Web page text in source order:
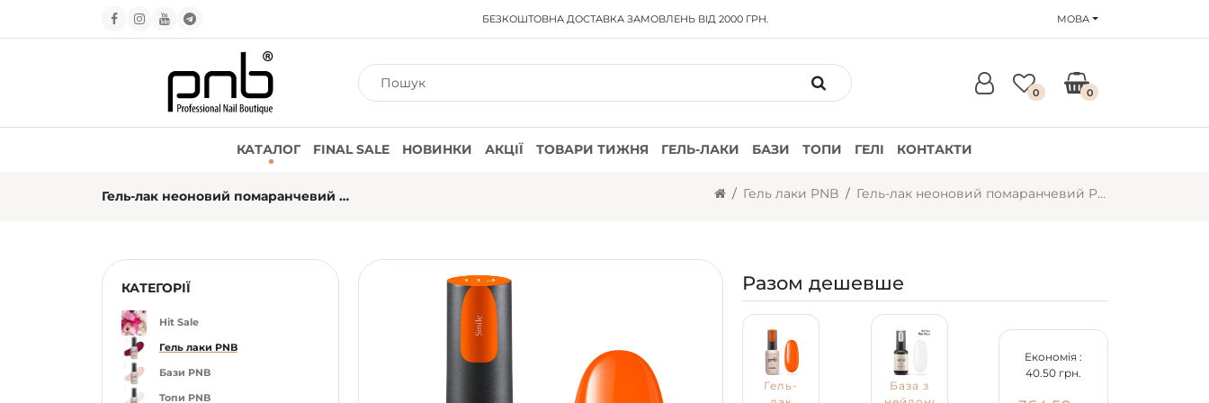
БЕЗКОШТОВНА ДОСТАВКАЗАМОВЛЕНЬ ВІД 2000 ГРН. МОВА
0 0
КАТАЛОГ FINAL SALE НОВИНКИ АКЦІЇ ТОВАРИ ТИЖНЯ ГЕЛЬ-ЛАКИ БАЗИ ТОПИ ГЕЛІ КОНТАКТИ
Гель-лак неоновий помаранчевий PNB №113, неон (8 мл) Гель лаки PNB Гель-лак неоновий помаранчевий PNB №113, неон (8 мл)
КАТЕГОРІЇ
Hit Sale
Гель лаки PNB
Бази PNB
Топи PNB
Разом дешевше
Гель-
База з
Економія :
40.50 грн.